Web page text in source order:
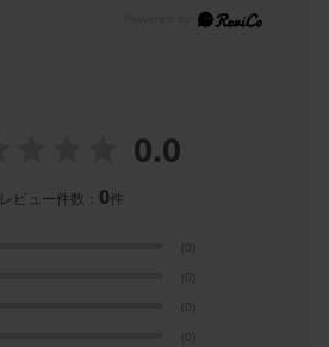
0.0
レビュー件数： 0件
(0)
(0)
(0)
(0)